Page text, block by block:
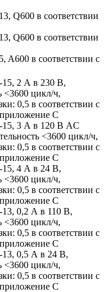
Q600 в соответствии
Q600 в соответствии
A600 в соответствии с
2 А в 230 В,
<3600 цикл/ч,
0,5 в соответствии с
С
3 А в 120 В AC
<3600 цикл/ч,
0,5 в соответствии с
С
4 А в 24 В,
<3600 цикл/ч,
0,5 в соответствии с
С
0,2 А в 110 В,
<3600 цикл/ч,
0,5 в соответствии с
С
0,5 А в 24 В,
<3600 цикл/ч,
0,5 в соответствии с
С